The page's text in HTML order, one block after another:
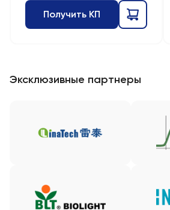
Получить КП
Эксклюзивные партнеры